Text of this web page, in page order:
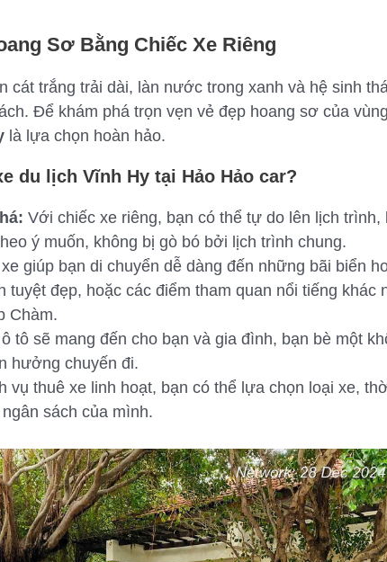
Sơ Bằng Chiếc Xe Riêng
cát trắng trải dài, làn nước trong xanh và hệ sinh
Để khám phá trọn vẹn vẻ đẹp hoang sơ của
là lựa chọn hoàn hảo.
du lịch Vĩnh Hy tại Hảo Hảo car?
Với chiếc xe riêng, bạn có thể tự do lên lịch trình,
ý muốn, không bị gò bó bởi lịch trình chung.
giúp bạn di chuyển dễ dàng đến những bãi biển
tuyệt đẹp, hoặc các điểm tham quan nổi tiếng khác
Chàm.
tô sẽ mang đến cho bạn và gia đình, bạn bè một
hưởng chuyến đi.
vụ thuê xe linh hoạt, bạn có thể lựa chọn loại xe,
sách của mình.